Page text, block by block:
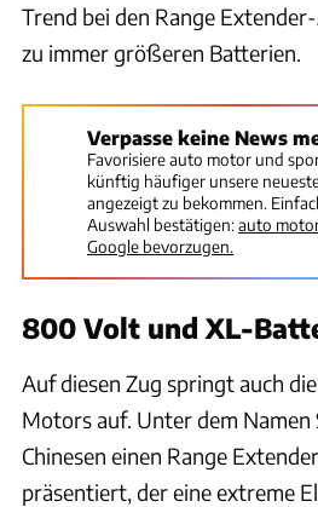
Trend bei den Range
zu immer größeren Batterien.
Verpasse keine News
Favorisiere auto motor und
künftig häufiger unsere
angezeigt zu bekommen.
Auswahl bestätigen:auto
Google bevorzugen.
800 Volt und XL-
Auf diesen Zug springt auch
Motors auf. Unter dem Namen
Chinesen einen Range
präsentiert, der eine extreme